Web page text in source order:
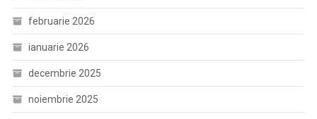
februarie 2026
ianuarie 2026
decembrie 2025
noiembrie 2025